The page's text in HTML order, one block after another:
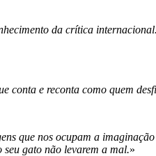
da crítica
conta e reconta como quem
que nos ocupam a
gato não levarem a mal.»